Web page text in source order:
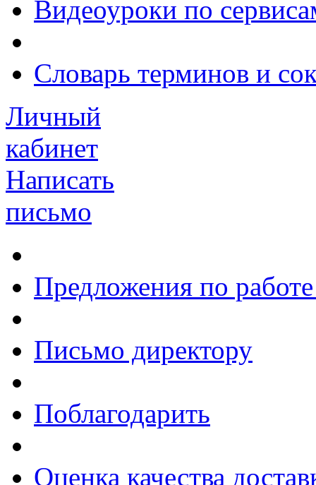
Видеоуроки по
Словарь терминов и
Личный
кабинет
Написать
письмо
Предложения по работе
Письмо директору
Поблагодарить
Оценка качества